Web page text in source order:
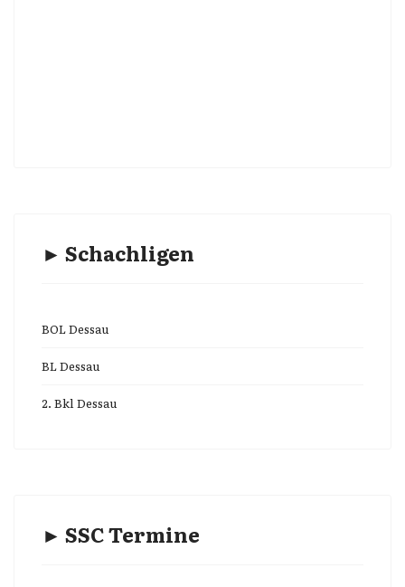
► Schachligen
BOL Dessau
BL Dessau
2. Bkl Dessau
► SSC Termine